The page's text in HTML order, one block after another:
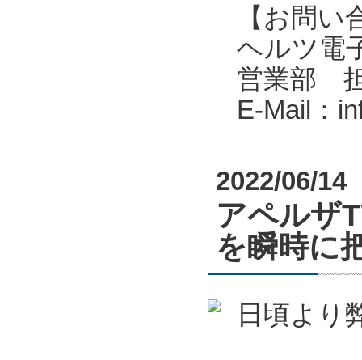
【お問い
ヘルツ電
営業部
E-Mail：
2022/06/14
アペルザ
を瞬時に
日頃より